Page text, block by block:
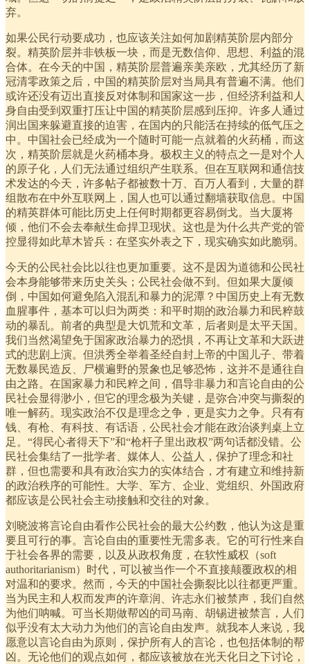
弃。
如果公民行动要成功，也应该关注如何加剧精英阶层内部分
裂。精英阶层并非铁板一块，而是无数信仰、思想、利益的混
合体。在今天的中国，精英阶层普遍亲美亲欧，尤其经历了新
冠清零政策之后，中国的精英阶层对当局具有普遍不满。他们
或许还没有迈出直接反对体制和国家这一步，但经济利益和人
身自由受到双重打压让中国的精英阶层感到压抑。许多人通过
润出国来躲避直接的迫害，在国内的只能活在持续的低气压之
中。中国社会已经成为一个随时可能一点就着的火药桶，而这
次，精英阶层就是火药桶本身。极权主义的特点之一是对个人
的原子化，人们无法通过组织产生联系。但在互联网和通信技
术发达的今天，许多帖子都被数十万、百万人看到，大量的群
组散布在中外互联网上，国人也可以通过翻墙获取信息。中国
的精英群体可能比历史上任何时期都更容易倒戈。当大厦将
倾，他们不会去奉献生命捍卫现状。这也是为什么共产党的管
控显得如此草木皆兵：在坚实外表之下，现实确实如此脆弱。
今天的公民社会比以往也更加重要。这不是因为道德和公民社
会本身能够带来历史关头；公民社会做不到。但如果大厦倾
倒，中国如何避免陷入混乱和暴力的泥潭？中国历史上有无数
血腥事件，基本可以归为两类：和平时期的政治暴力和民粹鼓
动的暴乱。前者的典型是大饥荒和文革，后者则是太平天国。
我们当然渴望免于国家政治暴力的恐惧，不再让文革和大跃进
式的悲剧上演。但洪秀全举着圣经自封上帝的中国儿子、带着
无数暴民造反、尸横遍野的景象也足够恐怖，这并不是通往自
由之路。在国家暴力和民粹之间，倡导非暴力和言论自由的公
民社会显得渺小，但它的理念极为关键，是弥合冲突与撕裂的
唯一解药。现实政治不仅是理念之争，更是实力之争。只有有
钱、有枪、有科技、有话语，公民社会才能在政治谈判桌上立
足。“得民心者得天下”和“枪杆子里出政权”两句话都没错。公
民社会集结了一批学者、媒体人、公益人，保护了理念和社
群，但也需要和具有政治实力的实体结合，才有建立和维持新
的政治秩序的可能性。大学、军方、企业、党组织、外国政府
都应该是公民社会主动接触和交往的对象。
刘晓波将言论自由看作公民社会的最大公约数，他认为这是重
要且可行的事。言论自由的重要性无需多表。它的可行性来自
于社会各界的需要，以及从政权角度，在软性威权（soft
authoritarianism）时代，可以被当作一个不直接颠覆政权的相
对温和的要求。然而，今天的中国社会撕裂比以往都更严重。
当为民主和人权而发声的许章润、许志永们被禁声，我们自然
为他们呐喊。可当长期做帮凶的司马南、胡锡进被禁言，人们
似乎没有太大动力为他们的言论自由发声。就我本人来说，我
愿意以言论自由为原则，保护所有人的言论，也包括体制的帮
凶。无论他们的观点如何，都应该被放在光天化日之下讨论，